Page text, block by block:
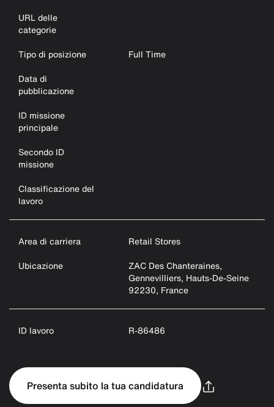
URL delle
categorie
Tipo di posizione
Full Time
Data di
pubblicazione
ID missione
principale
Secondo ID
missione
Classificazione del
lavoro
Area di carriera
Retail Stores
Ubicazione
ZAC Des Chanteraines,
Gennevilliers, Hauts-De-Seine
92230, France
ID lavoro R-86486
Presenta subito la tua candidatura